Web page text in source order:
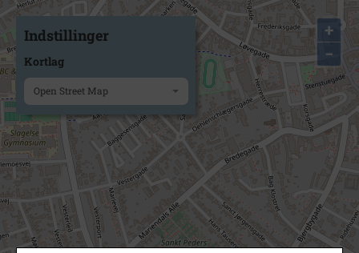
+
−
Indstillinger
Kortlag
Open Street Map